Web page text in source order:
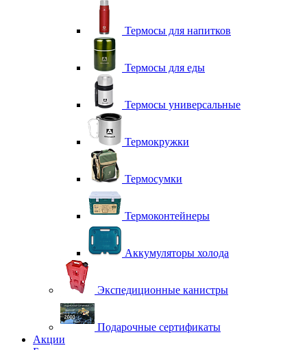
Термосы для напитков
Термосы для еды
Термосы универсальные
Термокружки
Термосумки
Термоконтейнеры
Аккумуляторы холода
Экспедиционные канистры
Подарочные сертификаты
Акции